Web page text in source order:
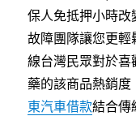
保人免抵押小時
故障團隊讓您更
線台灣民眾對於喜
藥的該商品熱銷
東汽車借款結合傳